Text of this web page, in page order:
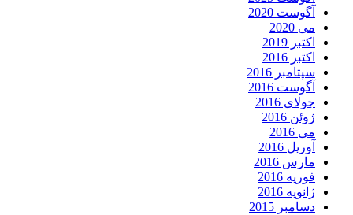
آگوست 2020
می 2020
اکتبر 2019
اکتبر 2016
سپتامبر 2016
آگوست 2016
جولای 2016
ژوئن 2016
می 2016
آوریل 2016
مارس 2016
فوریه 2016
ژانویه 2016
دسامبر 2015